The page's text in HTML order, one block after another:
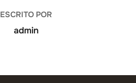
ESCRITO POR
admin